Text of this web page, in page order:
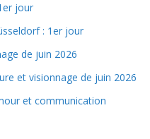
jour
: 1er jour
de juin 2026
et visionnage de juin 2026
et communication